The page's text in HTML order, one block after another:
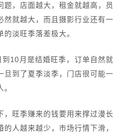
题，店面越大，租金就越高，员
然就越大，而且摄影行业还有一
淡旺季落差极大。
10月是结婚旺季，订单自然就
旦到了夏季淡季，门店很可能一
，旺季赚来的钱要用来撑过漫长
的人越来越少，市场行情下滑，